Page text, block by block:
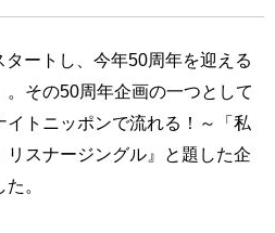
ートし、今年50周年を迎える
。その50周年企画の一つとして
イトニッポンで流れる！～「私
リスナージングル』と題した企
。